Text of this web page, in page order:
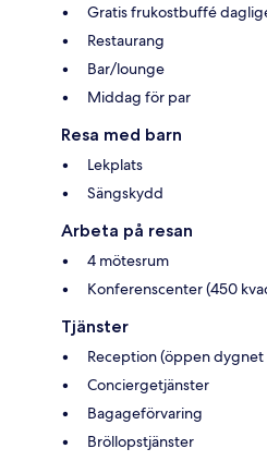
Gratis frukostbuffé
Restaurang
Bar/lounge
Middag för par
Resa med barn
Lekplats
Sängskydd
Arbeta på resan
4 mötesrum
Konferenscenter (450
Tjänster
Reception (öppen dygnet
Conciergetjänster
Bagageförvaring
Bröllopstjänster